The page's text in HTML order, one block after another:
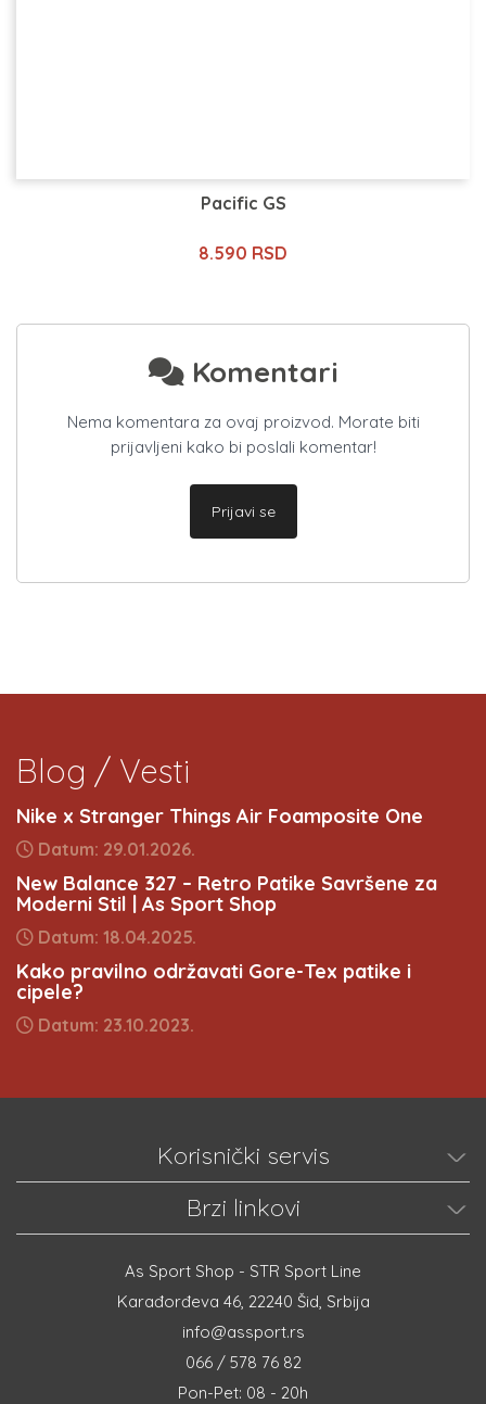
Pacific GS
8.590 RSD
Komentari
Nema komentara za ovaj proizvod. Morate biti
prijavljeni kako bi poslali komentar!
Prijavi se
Blog / Vesti
Nike x Stranger Things Air Foamposite One
Datum: 29.01.2026.
New Balance 327 – Retro Patike Savršene za
Moderni Stil | As Sport Shop
Datum: 18.04.2025.
Kako pravilno održavati Gore-Tex patike i
cipele?
Datum: 23.10.2023.
Korisnički servis
Brzi linkovi
As Sport Shop - STR Sport Line
Karađorđeva 46, 22240 Šid, Srbija
info@assport.rs
066 / 578 76 82
Pon-Pet: 08 - 20h